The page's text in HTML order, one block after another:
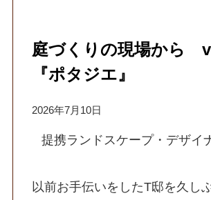
庭づくりの現場から
『ポタジエ』
2026年7月10日
提携ランドスケープ・デザ
以前お手伝いをしたT邸を久し